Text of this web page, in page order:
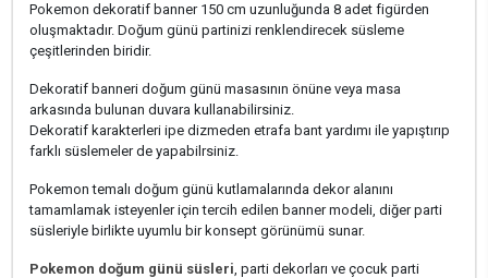
Pokemon dekoratif banner 150 cm uzunluğunda 8 adet figürden
oluşmaktadır. Doğum günü partinizi renklendirecek süsleme
çeşitlerinden biridir.
Dekoratif banneri doğum günü masasının önüne veya masa
arkasında bulunan duvara kullanabilirsiniz.
Dekoratif karakterleri ipe dizmeden etrafa bant yardımı ile yapıştırıp
farklı süslemeler de yapabilrsiniz.
Pokemon temalı doğum günü kutlamalarında dekor alanını
tamamlamak isteyenler için tercih edilen banner modeli, diğer parti
süsleriyle birlikte uyumlu bir konsept görünümü sunar.
Pokemon doğum günü süsleri, parti dekorları ve çocuk parti